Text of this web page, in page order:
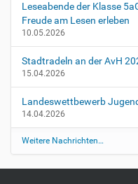
Leseabende der Klasse
Freude am Lesen erleben
10.05.2026
Stadtradeln an der AvH
15.04.2026
Landeswettbewerb
14.04.2026
Weitere Nachrichten…